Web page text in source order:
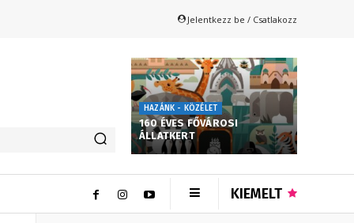
Jelentkezz be / Csatlakozz
HAZÁNK - KÖZÉLET
160 ÉVES FŐVÁROSI
ÁLLATKERT
KIEMELT